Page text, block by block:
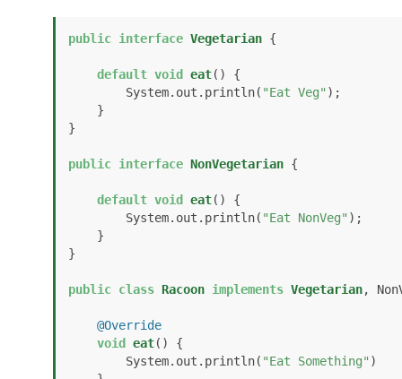
public interface Vegetarian {
default void eat()
{
        System.out.println(
"Eat Veg" );
}
public interface NonVegetarian {
default void eat()
{
        System.out.println(
"Eat NonVeg" );
}
public class Racoon implements Vegetarian,
@Override
void
eat()
{
        System.out.println(
"Eat Something" )